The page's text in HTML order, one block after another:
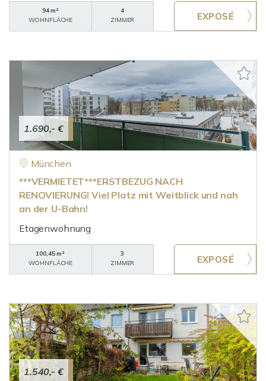
94 m²
WOHNFLÄCHE
4
ZIMMER
1.690,- €
München
***VERMIETET***ERSTBEZUG NACH
RENOVIERUNG! Viel Platz mit Weitblick und nah
an der U-Bahn!
Etagenwohnung
100,45 m²
WOHNFLÄCHE
3
ZIMMER
1.540,- €